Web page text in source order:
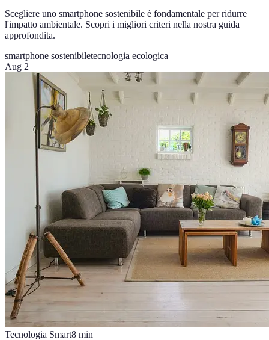
Scegliere uno smartphone sostenibile è fondamentale per ridurre
l'impatto ambientale. Scopri i migliori criteri nella nostra guida
approfondita.
smartphone sostenibiletecnologia ecologica
Aug 2
Tecnologia Smart8 min